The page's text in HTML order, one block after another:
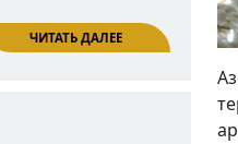
церковь)